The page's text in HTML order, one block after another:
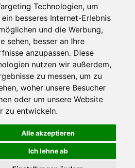
Technologien, um
ein besseres Internet-Erlebnis
und die Werbung,
sehen, besser an Ihre
anzupassen. Diese
nutzen wir außerdem,
zu messen, um zu
woher unsere Besucher
oder um unsere Website
zu entwickeln.
Alle akzeptieren
Ich lehne ab
um Informationen auf Ihrem Computer zu speichern.
unsere Seite funktioniert, andere helfen uns dabei, das
Gewerbetreibende
Investoren
Medien
Facebook
Twitter
YouTube
Google+